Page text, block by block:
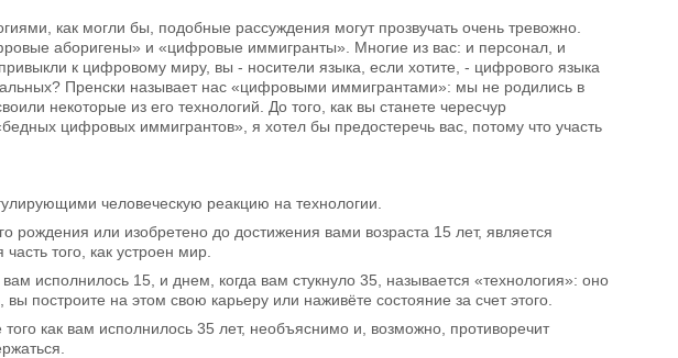
как могли бы, подобные рассуждения могут прозвучать очень тревожно.
аборигены» и «цифровые иммигранты». Многие из вас: и персонал, и
к цифровому миру, вы - носители языка, если хотите, - цифрового языка
Пренски называет нас «цифровыми иммигрантами»: мы не родились в
некоторые из его технологий. До того, как вы станете чересчур
цифровых иммигрантов», я хотел бы предостеречь вас, потому что участь
человеческую реакцию на технологии.
или изобретено до достижения вами возраста 15 лет, является
того, как устроен мир.
исполнилось 15, и днем, когда вам стукнуло 35, называется «технология»: оно
на этом свою карьеру или наживёте состояние за счет этого.
как вам исполнилось 35 лет, необъяснимо и, возможно, противоречит